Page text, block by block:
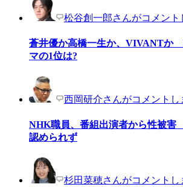
松谷創一郎さんがコメント
蒼井優か高橋一生か、VIVANTか
マの1位は?
西岡研介さんがコメントし
NHK職員、番組出演者から性被
認められず
杉田菜穂さんがコメントし